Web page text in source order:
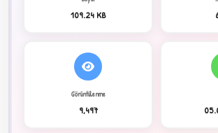
109.24 KB
Görüntülenme
9,497